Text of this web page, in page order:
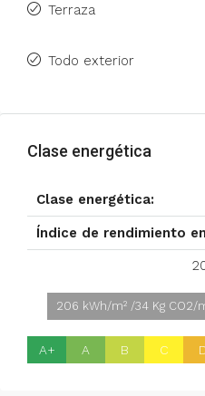
Terraza
Todo exterior
Clase energética
Clase energética:
Índice de rendimiento
A+ A B C
206 kWh/m² /34 Kg CO2/